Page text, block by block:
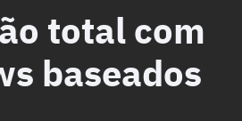
total com
baseados